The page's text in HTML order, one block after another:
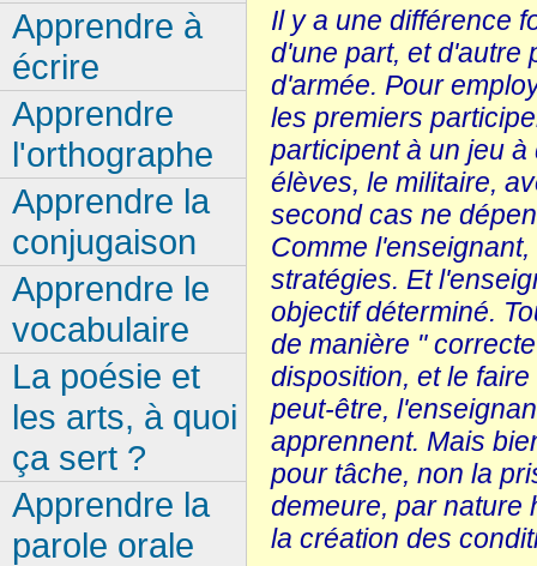
Il y a une différence
d'une part, et d'autre
d'armée. Pour
les premiers
participent à un jeu
élèves, le militaire,
second cas ne
Comme
stratégies. Et
objectif déterminé.
de manière "
disposition, et le
peut-être,
apprennent. Mais
pour tâche, non la
demeure, par nature
la création des
Apprendre à
écrire
Apprendre
l'orthographe
Apprendre la
conjugaison
Apprendre le
vocabulaire
La poésie et
les arts, à quoi
ça sert ?
Apprendre la
parole orale